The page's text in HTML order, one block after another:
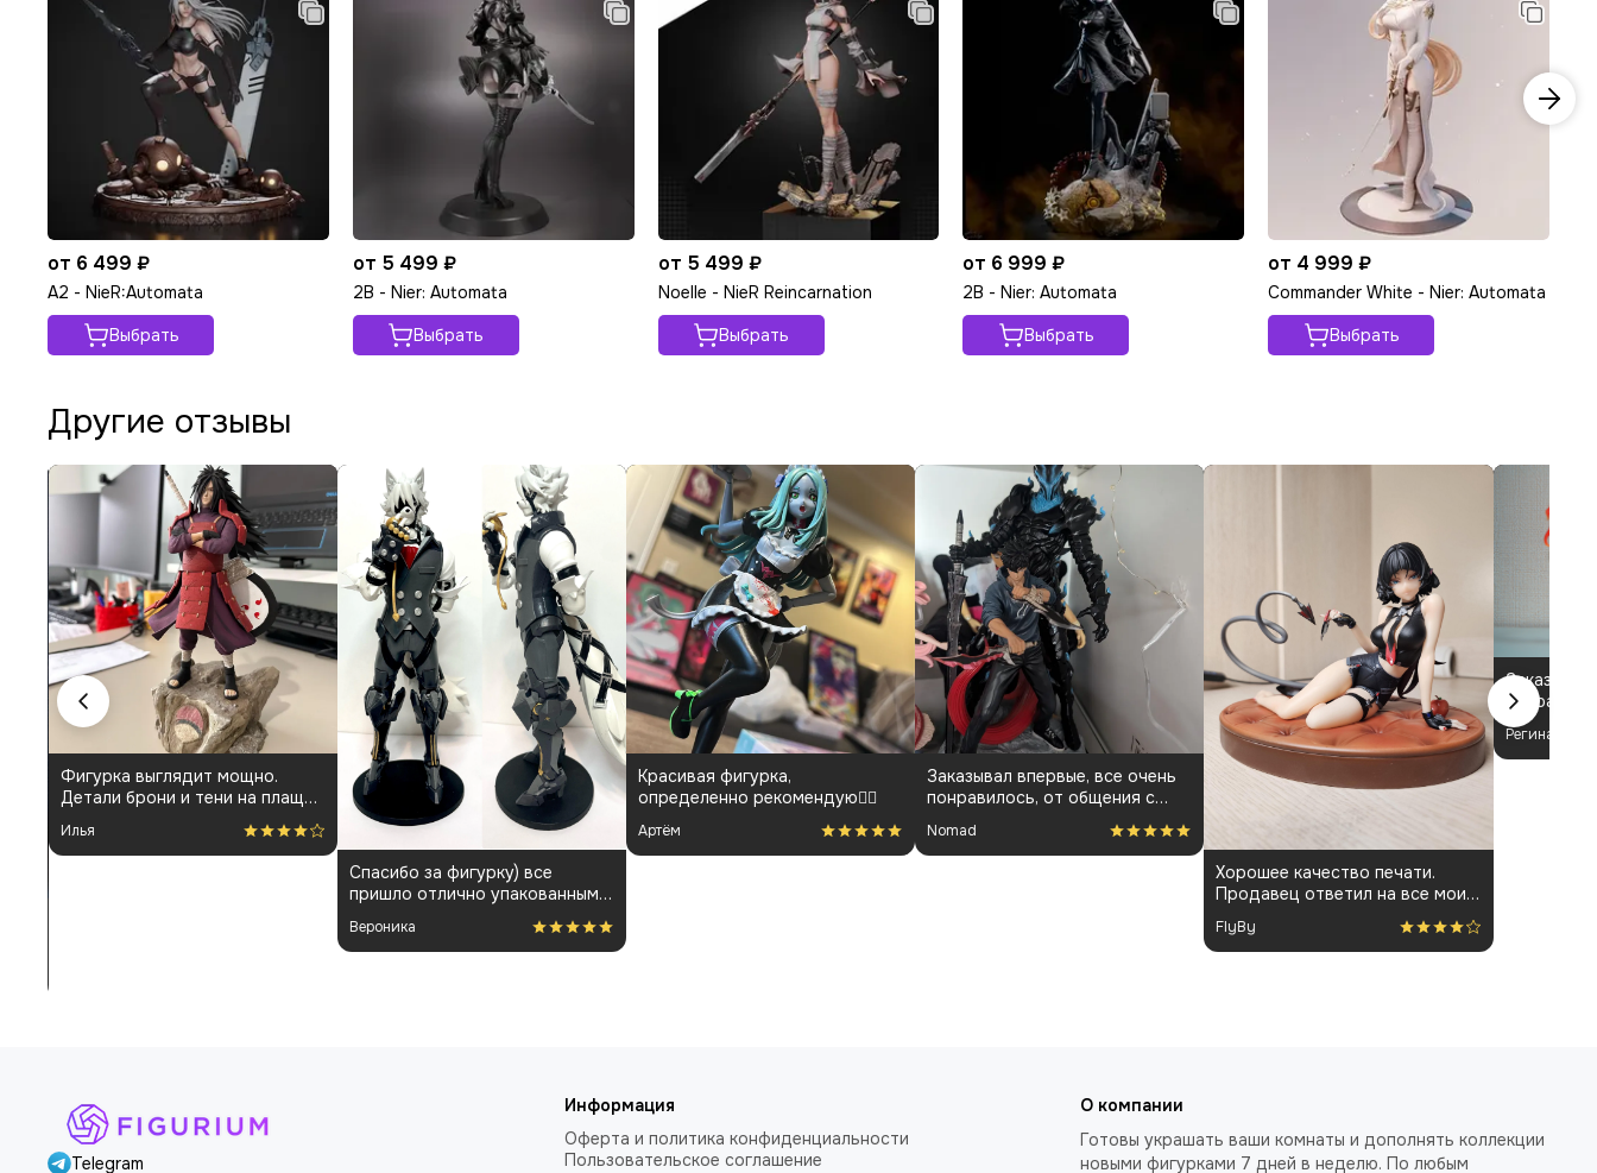
от 6 499 ₽
A2 - NieR:Automata
Выбрать
от 5 499 ₽
2B - Nier: Automata
Выбрать
от 5 499 ₽
Noelle - NieR Reincarnation
Выбрать
от 6 999 ₽
2B - Nier: Automata
Выбрать
от 4 999 ₽
Commander White - Nier: Automata
Выбрать
Другие отзывы
Фигурка выглядит мощно.
Детали брони и тени на плаще
проработаны аккуратно.
Пришла быстро и без
повреждений. Немного
Илья
Спасибо за фигурку) все
пришло отлично упакованным.
Отдельная благодарность за
покраску модели.
Вероника
Красивая фигурка,
определенно рекомендую👍🏻
Артём
Заказывал впервые, все очень
понравилось, от общения с
менеджарами до фигурки и
покраса
Nomad
Хорошее качество печати.
Продавец ответил на все мои
вопросы и держал меня в
курсе всего процесса.
FlyBy
Заказала
выбрала
Бёрнис.
своих
Регина
Telegram
Информация
Оферта и политика конфиденциальности
Пользовательское соглашение
О компании
Готовы украшать ваши комнаты и дополнять коллекции
новыми фигурками 7 дней в неделю. По любым